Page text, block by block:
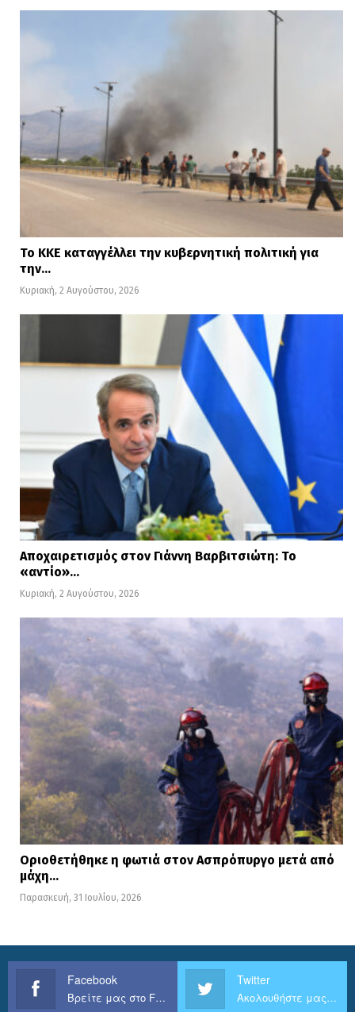
Το ΚΚΕ καταγγέλλει την κυβερνητική πολιτική για
την…
Κυριακή, 2 Αυγούστου, 2026
Αποχαιρετισμός στον Γιάννη Βαρβιτσιώτη: Το
«αντίο»…
Κυριακή, 2 Αυγούστου, 2026
Οριοθετήθηκε η φωτιά στον Ασπρόπυργο μετά από
μάχη…
Παρασκευή, 31 Ιουλίου, 2026
Facebook
Βρείτε μας στο Facebook
Twitter
Ακολουθήστε μας στο Twitter